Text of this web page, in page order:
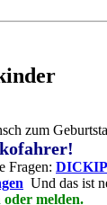
zum
Fragen:
Und das ist
melden.